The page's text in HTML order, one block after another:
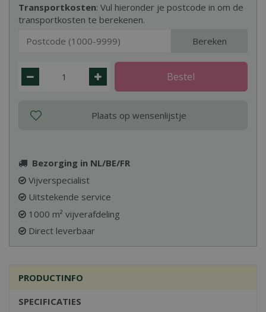
Transportkosten: Vul hieronder je postcode in om de
transportkosten te berekenen.
Bereken
Bezorging in NL/BE/FR
Vijverspecialist
Uitstekende service
1000 m² vijverafdeling
Direct leverbaar
PRODUCTINFO
SPECIFICATIES